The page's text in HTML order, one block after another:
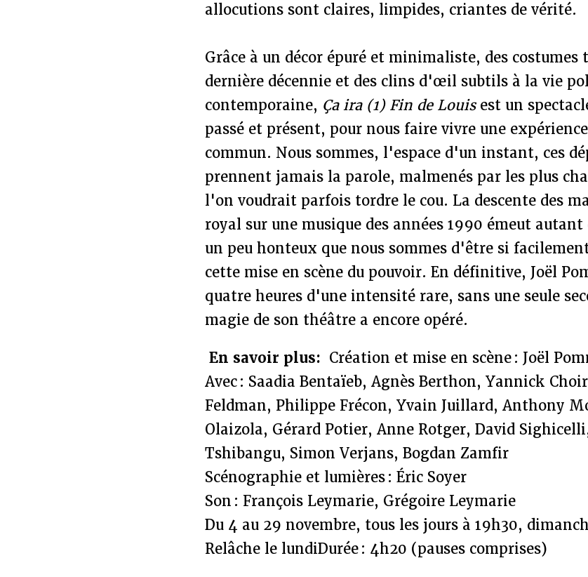
allocutions sont claires, limpides, criantes de vérité.
Grâce à un décor épuré et minimaliste, des
dernière décennie et des clins d'œil subtils à la vie
contemporaine, Ça ira (1) Fin de Louisest un
passé et présent, pour nous faire vivre une
commun. Nous sommes, l'espace d'un instant, ces
prennent jamais la parole, malmenés par les plus
l'on voudrait parfois tordre le cou. La descente des
royal sur une musique des années 1990 émeut
un peu honteux que nous sommes d'être si
cette mise en scène du pouvoir. En définitive, Joël
quatre heures d'une intensité rare, sans une seule
magie de son théâtre a encore opéré.
En savoir plus: Création et mise en scène : Joël
Avec : Saadia Bentaïeb, Agnès Berthon, Yannick
Feldman, Philippe Frécon, Yvain Juillard, Anthony
Olaizola, Gérard Potier, Anne Rotger, David
Tshibangu, Simon Verjans, Bogdan Zamfir
Scénographie et lumières : Éric Soyer
Son : François Leymarie, Grégoire Leymarie
Du 4 au 29 novembre, tous les jours à 19h30,
Relâche le lundiDurée : 4h20 (pauses comprises)